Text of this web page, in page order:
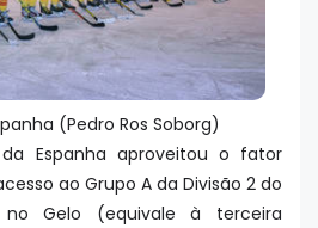
(Pedro Ros Soborg)
Espanha aproveitou o fator
ao Grupo A da Divisão 2 do
no Gelo (equivale à terceira